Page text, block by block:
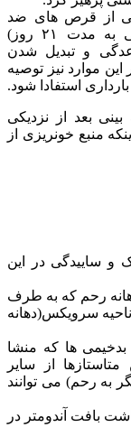
از قرص های ضد
بارداری به صورت منظم(از روز ۵ قاعدگی به مدت ۲۱ روز)
و تبدیل شدن
موارد نیز توصیه
استفادا شود.
بینی بعد از نزدیکی
منبع خونریزی از
و ساییدگی در این
رحم که به طرف
سرویکس(دهانه
بدخیمی ها که منشا
از سایر
به رحم) می توانند
بافت آندومتر در